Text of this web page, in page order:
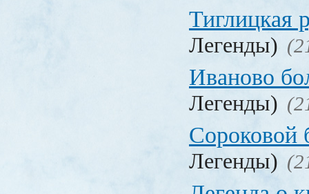
Тиглицкая
Легенды)
Иваново
Легенды)
Сороковой
Легенды)